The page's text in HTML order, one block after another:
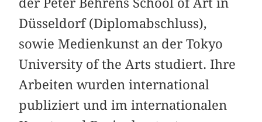
der Peter Behrens School of Art in
Düsseldorf (Diplomabschluss),
sowie Medienkunst an der Tokyo
University of the Arts studiert. Ihre
Arbeiten wurden international
publiziert und im internationalen